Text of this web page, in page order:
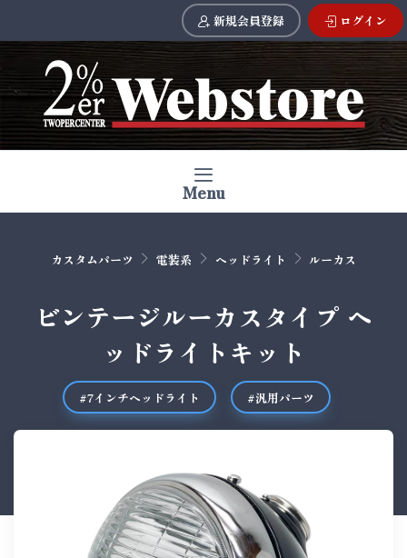
新規会員登録 ログイン
Menu
カスタムパーツ 電装系 ヘッドライト ルーカス
ビンテージルーカスタイプ ヘ
ッドライトキット
#7インチヘッドライト #汎用パーツ